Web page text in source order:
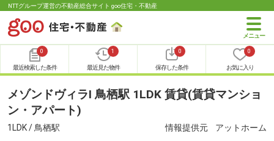
NTTグループ運営の不動産総合サイト goo住宅・不動産
0
最近検索した条件
1
最近見た物件
0
保存した条件
0
お気に入り
メゾンドヴィラⅠ 鳥栖駅 1LDK 賃貸(賃貸マンショ
ン・アパート)
1LDK / 鳥栖駅 情報提供元 アットホーム